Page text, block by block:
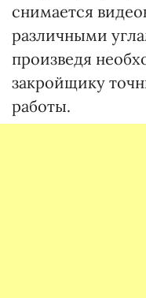
снимается
различными
произведя
закройщику
работы.